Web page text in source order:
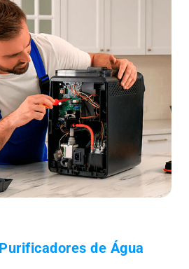
de Água